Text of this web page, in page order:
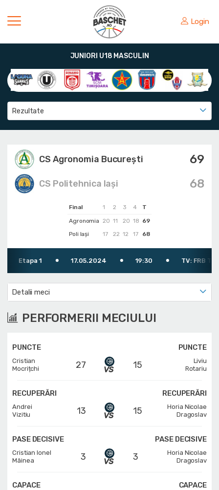
Login
JUNIORI U18 MASCULIN
Rezultate
CS Agronomia București 69
Final 1 2 3 4
T
Agronomia 20 11 20 18 69
Poli Iași
17 22 12 17 68
68
CS Politehnica Iași
Etapa 1 17.05.2024 19:30 TV: FRB TV
Detalii meci
PERFORMERII MECIULUI
PUNCTE
Cristian
Mocrițchi
27
PUNCTE
15
Liviu
Rotariu
RECUPERĂRI
Andrei
Vizitiu
13
RECUPERĂRI
15
Horia Nicolae
Dragoslav
PASE DECISIVE
Cristian Ionel
Mâinea
3
PASE DECISIVE
3
Horia Nicolae
Dragoslav
CAPACE CAPACE